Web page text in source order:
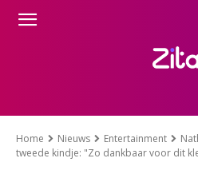
Home Nieuws Entertainment
tweede kindje: "Zo dankbaar voor dit